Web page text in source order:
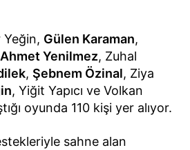
Yeğin, Gülen Karaman,
Ahmet Yenilmez, Zuhal
, Şebnem Özinal, Ziya
, Yiğit Yapıcı ve Volkan
oyunda 110 kişi yer alıyor.
sahne alan